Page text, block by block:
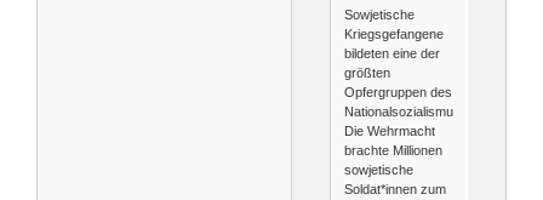
Sowjetische
Kriegsgefangene
bildeten eine der
größten
Opfergruppen des
Nationalsozialismus.
Die Wehrmacht
brachte Millionen
sowjetische
Soldat*innen zum